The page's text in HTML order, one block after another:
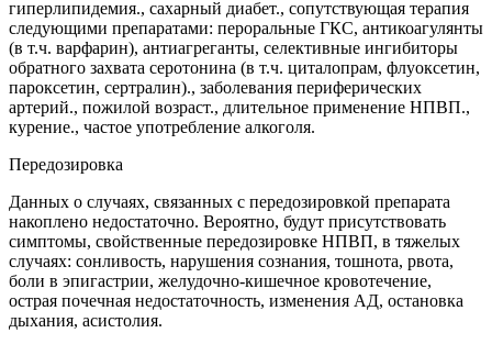
гиперлипидемия., сахарный диабет., сопутствующая терапия
следующими препаратами: пероральные ГКС, антикоагулянты
(в т.ч. варфарин), антиагреганты, селективные ингибиторы
обратного захвата серотонина (в т.ч. циталопрам, флуоксетин,
пароксетин, сертралин)., заболевания периферических
артерий., пожилой возраст., длительное применение НПВП.,
курение., частое употребление алкоголя.
Передозировка
Данных о случаях, связанных с передозировкой препарата
накоплено недостаточно. Вероятно, будут присутствовать
симптомы, свойственные передозировке НПВП, в тяжелых
случаях: сонливость, нарушения сознания, тошнота, рвота,
боли в эпигастрии, желудочно-кишечное кровотечение,
острая почечная недостаточность, изменения АД, остановка
дыхания, асистолия.